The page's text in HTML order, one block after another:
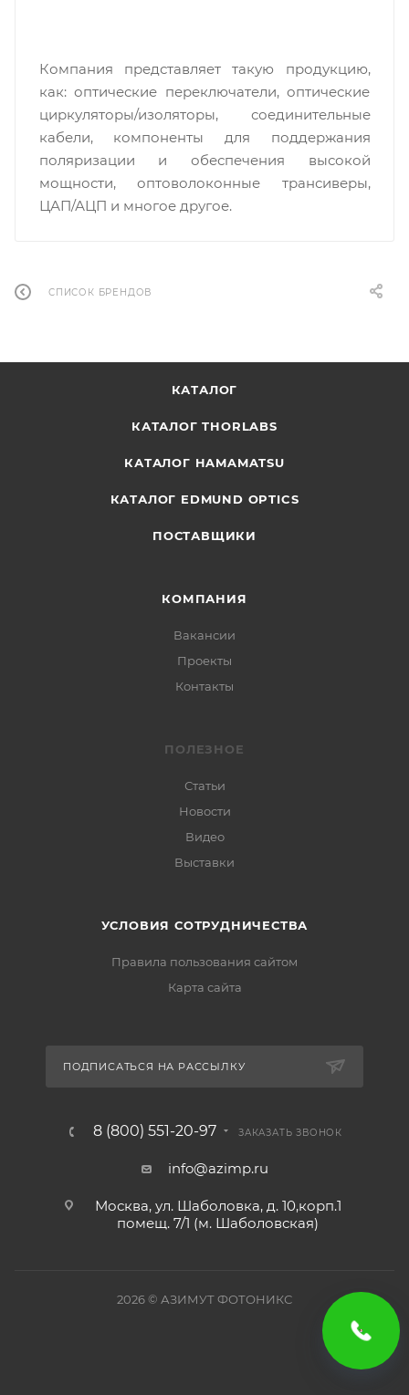
Компания представляет такую продукцию,
как: оптические переключатели, оптические
циркуляторы/изоляторы, соединительные
кабели, компоненты для поддержания
поляризации и обеспечения высокой
мощности, оптоволоконные трансиверы,
ЦАП/АЦП и многое другое.
СПИСОК БРЕНДОВ
КАТАЛОГ
КАТАЛОГ THORLABS
КАТАЛОГ HAMAMATSU
КАТАЛОГ EDMUND OPTICS
ПОСТАВЩИКИ
КОМПАНИЯ
Вакансии
Проекты
Контакты
ПОЛЕЗНОЕ
Статьи
Новости
Видео
Выставки
УСЛОВИЯ СОТРУДНИЧЕСТВА
Правила пользования сайтом
Карта сайта
ПОДПИСАТЬСЯ НА РАССЫЛКУ
8 (800) 551-20-97 ЗАКАЗАТЬ ЗВОНОК
info@azimp.ru
Москва, ул. Шаболовка, д. 10,корп.1
помещ. 7/1 (м. Шаболовская)
2026© АЗИМУТ ФОТОНИКС